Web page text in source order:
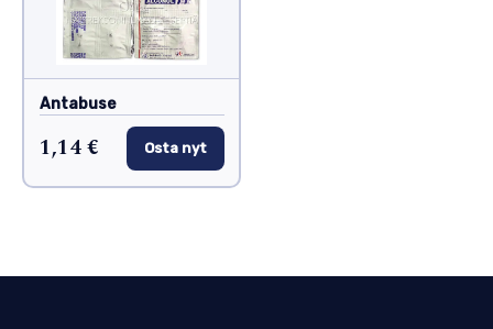
Antabuse
1,14 € Osta nyt